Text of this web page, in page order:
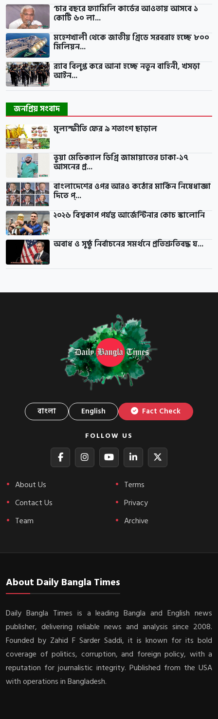
‘চার বছরে ফ্যামিলি কার্ডের আওতায় আসবে ১
কোটি ৬০ লা...
মহেশখালী থেকে জাতীয় গ্রিডে সরবরাহ হচ্ছে ৮০০
মিলিয়ন...
র‍্যাব বিলুপ্ত করে আনা হচ্ছে নতুন বাহিনী, খসড়া
আইন...
জনপ্রিয় সংবাদ
মূল্যস্ফীতি ফের ৯ শতাংশ ছাড়াল
ভুয়া মেডিক্যাল ডিগ্রি জামায়াতের ঢাকা-১৭
আসনের প্র...
বাংলাদেশের ওপর আরও কঠোর মার্কিন নিষেধাজ্ঞা
দিতে প্...
২০২৬ বিশ্বকাপ পর্যন্ত আর্জেন্টিনার কোচ স্কালোনি
অবাধ ও সুষ্ঠু নির্বাচনের সমর্থনে প্রতিশ্রুতিবদ্ধ য...
বাংলা English Fact Check
FOLLOW US
About Us
Contact Us
Team
Terms
Privacy
Archive
About Daily Bangla Times
Daily Bangla Times is a leading Bangla and English news
publisher, delivering reliable news and analysis since 2008.
Founded by Zahid F Sarder Saddi, it is known for its bold
coverage of politics, corruption, and foreign policy, with a
reputation for journalistic integrity. Published from the USA
with operations in Bangladesh.